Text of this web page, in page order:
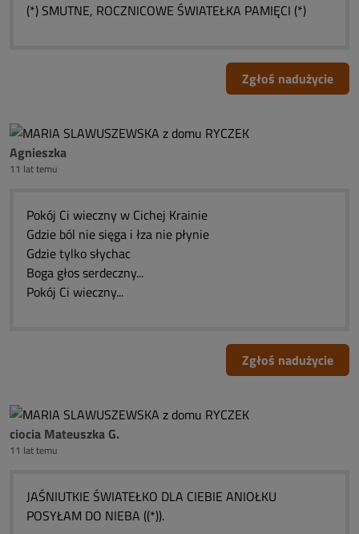
(*) SMUTNE, ROCZNICOWE ŚWIATEŁKA PAMIĘCI (*)
Zgłoś nadużycie
Agnieszka
11 lat temu
Pokój Ci wieczny w Cichej Krainie
Gdzie ból nie sięga i łza nie płynie
Gdzie tylko słychac
Boga głos serdeczny...
Pokój Ci wieczny...
Zgłoś nadużycie
ciocia Mateuszka G.
11 lat temu
JAŚNIUTKIE ŚWIATEŁKO DLA CIEBIE ANIOŁKU
POSYŁAM DO NIEBA ((*)).